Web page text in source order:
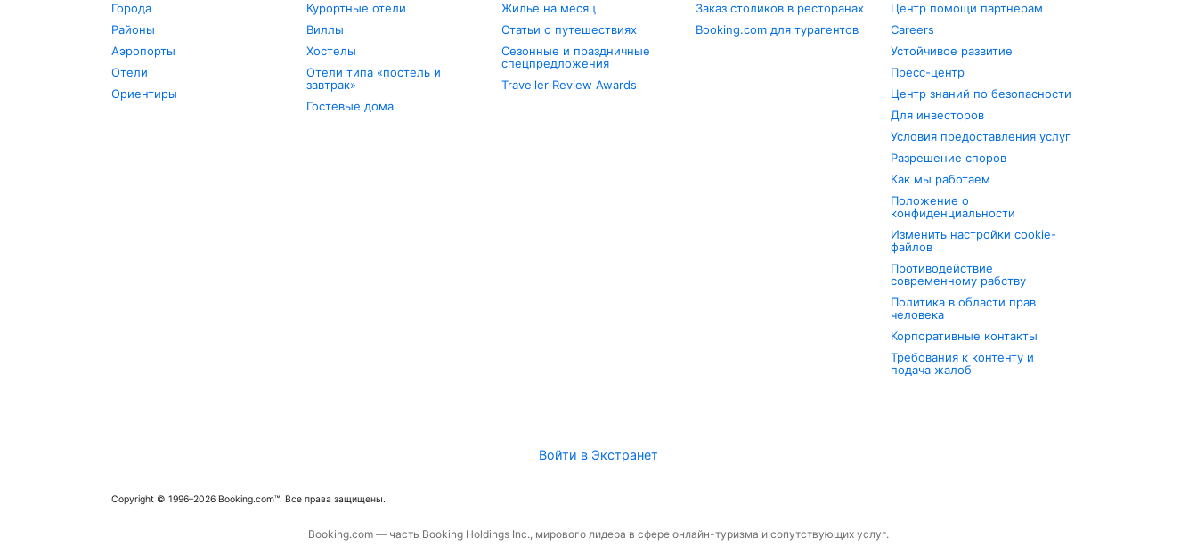
Города
Районы
Аэропорты
Отели
Ориентиры
Курортные отели
Виллы
Хостелы
Отели типа «постель и
завтрак»
Гостевые дома
Жилье на месяц
Статьи о путешествиях
Сезонные и праздничные
спецпредложения
Traveller Review Awards
Заказ столиков в ресторанах
Booking.com для турагентов
Центр помощи партнерам
Careers
Устойчивое развитие
Пресс-центр
Центр знаний по безопасности
Для инвесторов
Условия предоставления услуг
Разрешение споров
Как мы работаем
Положение о
конфиденциальности
Изменить настройки cookie-
файлов
Противодействие
современному рабству
Политика в области прав
человека
Корпоративные контакты
Требования к контенту и
подача жалоб
Войти в Экстранет
Copyright © 1996–2026 Booking.com™. Все права защищены.
Booking.com — часть Booking Holdings Inc., мирового лидера в сфере онлайн-туризма и сопутствующих услуг.